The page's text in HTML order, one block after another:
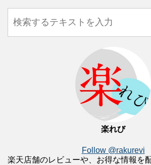
楽れび
Follow @rakurevi
楽天店舗のレビューや、お得な情報を